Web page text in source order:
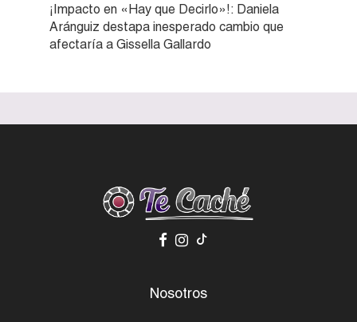
¡Impacto en «Hay que Decirlo»!: Daniela
Aránguiz destapa inesperado cambio que
afectaría a Gissella Gallardo
Nosotros